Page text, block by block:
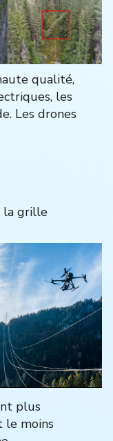
qualité,
les
Les drones
la grille
plus
le moins